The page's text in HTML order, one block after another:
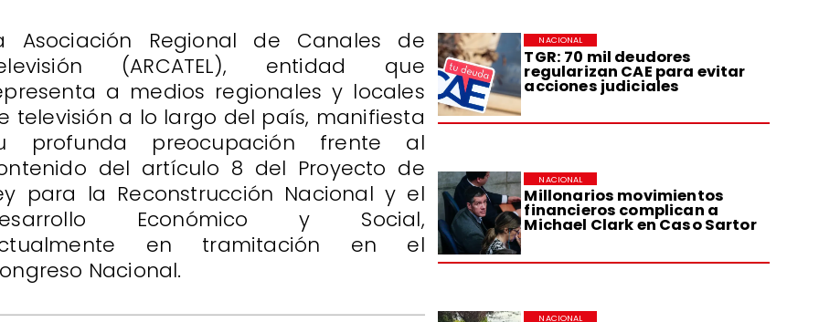
TGR: 70 mil deudores
regularizan CAE para evitar
acciones judiciales
NACIONAL
Millonarios movimientos
financieros complican a
Michael Clark en Caso Sartor
NACIONAL
NACIONAL
Asociación Regional de Canales de
(ARCATEL), entidad que
a medios regionales y locales
televisión a lo largo del país, manifiesta
profunda preocupación frente al
del artículo 8 del Proyecto de
para la Reconstrucción Nacional y el
Económico y Social,
en tramitación en el
Nacional.